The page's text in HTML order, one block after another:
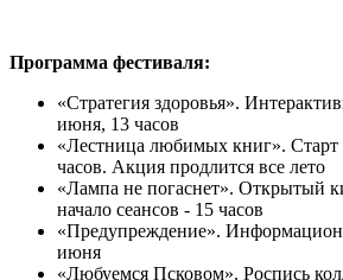
Программа фестиваля:
«Стратегия здоровья».
июня, 13 часов
«Лестница любимых книг».
часов. Акция продлится все лето
«Лампа не погаснет». Открытый
начало сеансов - 15 часов
«Предупреждение».
июня
«Любуемся Псковом». Роспись